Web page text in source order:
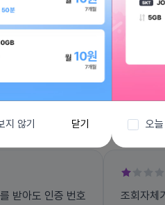
받아도 인증 번호
조회자체
지 않기 닫기 오